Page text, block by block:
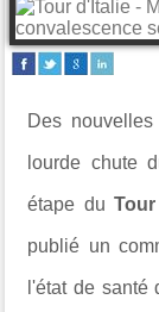
Des
lourde chute
étape du
publié un
l'état de santé